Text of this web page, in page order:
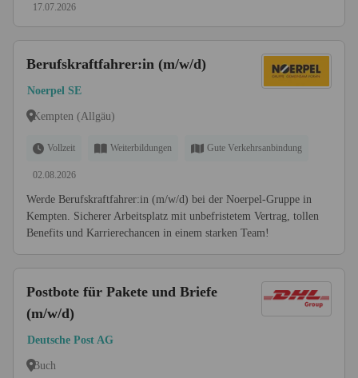
17.07.2026
Berufskraftfahrer:in (m/w/d)
Noerpel SE
Kempten (Allgäu)
Vollzeit Weiterbildungen Gute Verkehrsanbindung
02.08.2026
Werde Berufskraftfahrer:in (m/w/d) bei der Noerpel-Gruppe in
Kempten. Sicherer Arbeitsplatz mit unbefristetem Vertrag, tollen
Benefits und Karrierechancen in einem starken Team!
Postbote für Pakete und Briefe
(m/w/d)
Deutsche Post AG
Buch